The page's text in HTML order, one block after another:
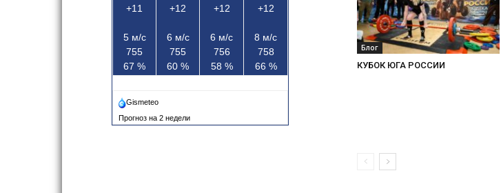
Блог
КУБОК ЮГА РОССИИ
+11
5 м/с
755
67 %
+12
6 м/с
755
60 %
+12
6 м/с
756
58 %
+12
8 м/с
758
66 %